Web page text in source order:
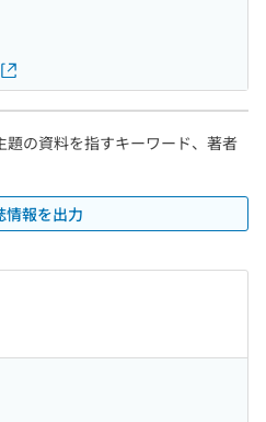
題の資料を指すキーワード、著者
情報を出力